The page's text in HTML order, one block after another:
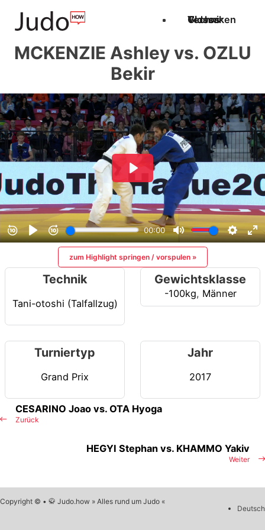
Techniken
Videos
Glossar
MCKENZIE Ashley vs. OZLU
Bekir
zum Highlight springen / vorspulen »
Technik
Tani-otoshi (Talfallzug)
Gewichtsklasse
-100kg, Männer
Turniertyp
Grand Prix
Jahr
2017
Zurück
CESARINO Joao vs. OTA Hyoga
Weiter
HEGYI Stephan vs. KHAMMO Yakiv
Copyright © • 🥋 Judo.how » Alles rund um Judo «
Deutsch